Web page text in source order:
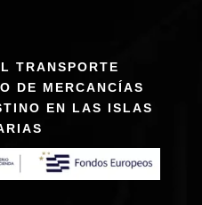
TRANSPORTE
DE MERCANCÍAS
EN LAS ISLAS